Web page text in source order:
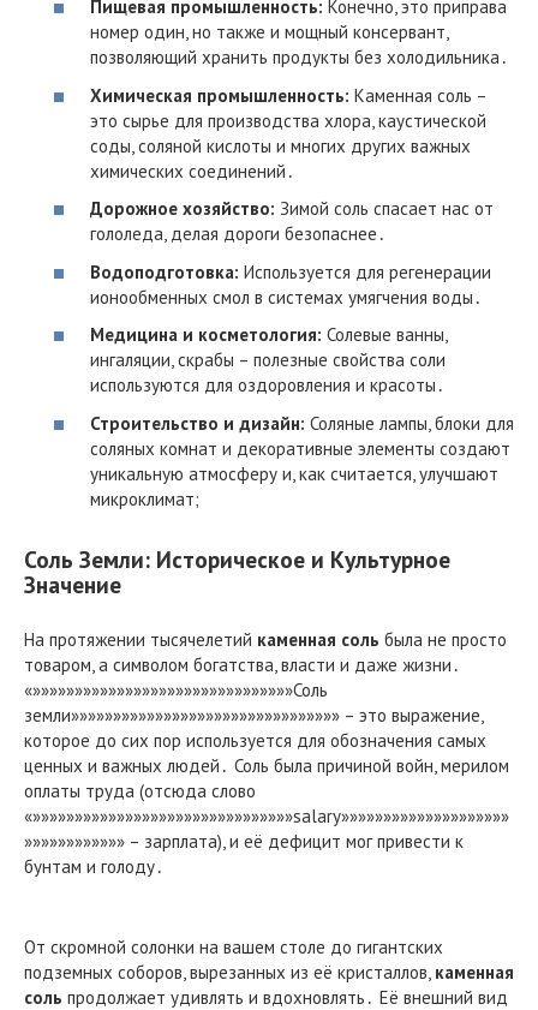
Пищевая промышленность: Конечно, это приправа
номер один, но также и мощный консервант,
позволяющий хранить продукты без холодильника․
Химическая промышленность: Каменная соль –
это сырье для производства хлора, каустической
соды, соляной кислоты и многих других важных
химических соединений․
Дорожное хозяйство: Зимой соль спасает нас от
гололеда, делая дороги безопаснее․
Водоподготовка: Используется для регенерации
ионообменных смол в системах умягчения воды․
Медицина и косметология: Солевые ванны,
ингаляции, скрабы – полезные свойства соли
используются для оздоровления и красоты․
Строительство и дизайн: Соляные лампы, блоки для
соляных комнат и декоративные элементы создают
уникальную атмосферу и, как считается, улучшают
микроклимат;
Соль Земли: Историческое и Культурное
Значение
На протяжении тысячелетий каменная соль была не просто
товаром, а символом богатства, власти и даже жизни․
«»»»»»»»»»»»»»»»»»»»»»»»»»»»»»»»Соль
земли»»»»»»»»»»»»»»»»»»»»»»»»»»»»»»»» – это выражение,
которое до сих пор используется для обозначения самых
ценных и важных людей․ Соль была причиной войн, мерилом
оплаты труда (отсюда слово
«»»»»»»»»»»»»»»»»»»»»»»»»»»»»»»»salary»»»»»»»»»»»»»»»»»»»»
»»»»»»»»»»»» – зарплата), и её дефицит мог привести к
бунтам и голоду․
От скромной солонки на вашем столе до гигантских
подземных соборов, вырезанных из её кристаллов, каменная
соль продолжает удивлять и вдохновлять․ Её внешний вид